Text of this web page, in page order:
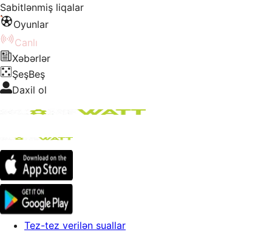
Sabitlənmiş liqalar
Oyunlar
Canlı
Xəbərlər
ŞeşBeş
Daxil ol
Tez-tez verilən suallar